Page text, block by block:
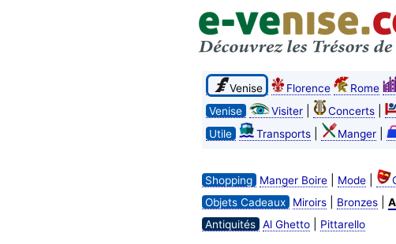
Venise Florence Rome
Venise
Visiter| Concerts|
Utile
Transports| Manger|
Shopping Manger Boire| Mode|
Objets Cadeaux
Miroirs| Bronzes|
Antiquités Al Ghetto| Pittarello